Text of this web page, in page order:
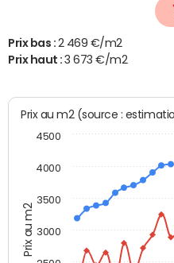
Prix bas : 2 469 €/m2
Prix haut :3 673 €/m2
Prix au m2
Prix au m2 (source :
3000
3500
4000
4500